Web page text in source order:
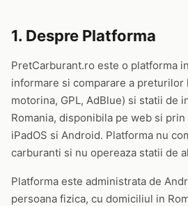
1. Despre Platforma
PretCarburant.ro este o platforma
informare si comparare a preturilor
motorina, GPL, AdBlue) si statii de
Romania, disponibila pe web si
iPadOS si Android. Platforma nu
carburanti si nu opereaza statii de
Platforma este administrata de
persoana fizica, cu domiciliul in